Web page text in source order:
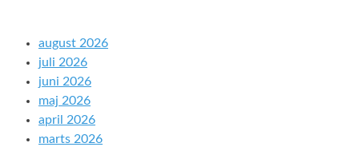
august 2026
juli 2026
juni 2026
maj 2026
april 2026
marts 2026